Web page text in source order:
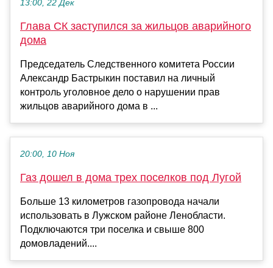
13:00, 22 Дек
Глава СК заступился за жильцов аварийного
дома
Председатель Следственного комитета России
Александр Бастрыкин поставил на личный
контроль уголовное дело о нарушении прав
жильцов аварийного дома в ...
20:00, 10 Ноя
Газ дошел в дома трех поселков под Лугой
Больше 13 километров газопровода начали
использовать в Лужском районе Ленобласти.
Подключаются три поселка и свыше 800
домовладений....